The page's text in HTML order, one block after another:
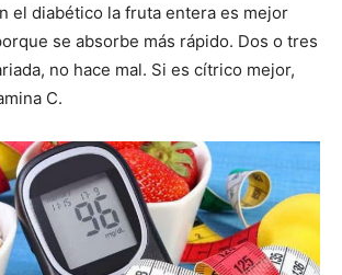
el diabético la fruta entera es mejor
se absorbe más rápido. Dos o tres
no hace mal. Si es cítrico mejor,
C.